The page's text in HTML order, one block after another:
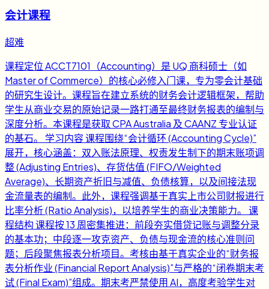
会计课程
超难
课程定位 ACCT7101（Accounting）是 UQ 商科硕士（如
Master of Commerce）的核心必修入门课，专为零会计基础
的研究生设计。课程旨在建立系统的财务会计逻辑框架，帮助
学生从商业交易的原始记录一路打通至最终财务报表的编制与
深度分析。本课程是获取 CPA Australia 及 CAANZ 专业认证
的基石。 学习内容 课程围绕“会计循环 (Accounting Cycle)”
展开，核心涵盖：双入账法原理、权责发生制下的期末账项调
整 (Adjusting Entries)、存货估值 (FIFO/Weighted
Average)、长期资产折旧与减值、负债核算，以及间接法现
金流量表的编制。此外，课程强调基于真实上市公司财报进行
比率分析 (Ratio Analysis)，以培养学生的商业决策能力。 课
程结构 课程按 13 周密集推进：前段夯实借贷记账与调整分录
的基本功；中段逐一攻克资产、负债与现金流的核心准则问
题；后段聚焦报表分析项目。考核由基于真实企业的“财务报
表分析作业 (Financial Report Analysis)”与严格的“闭卷期末考
试 (Final Exam)”组成。期末考严禁使用 AI，高度考验学生对